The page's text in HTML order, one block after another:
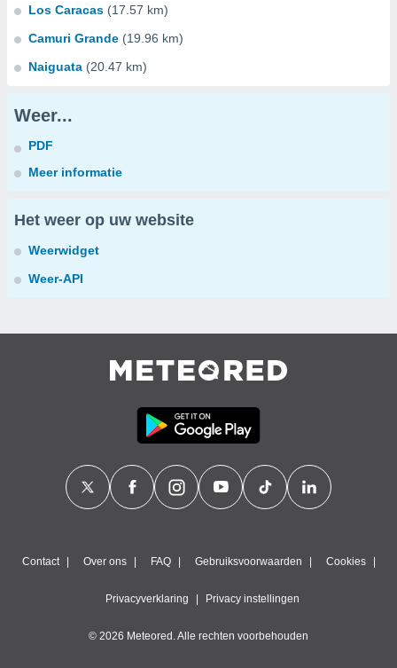
Los Caracas (17.57 km)
Camuri Grande (19.96 km)
Naiguata (20.47 km)
Weer...
PDF
Meer informatie
Het weer op uw website
Weerwidget
Weer-API
Contact Over ons FAQ Gebruiksvoorwaarden Cookies
Privacyverklaring Privacy instellingen
© 2026 Meteored. Alle rechten voorbehouden